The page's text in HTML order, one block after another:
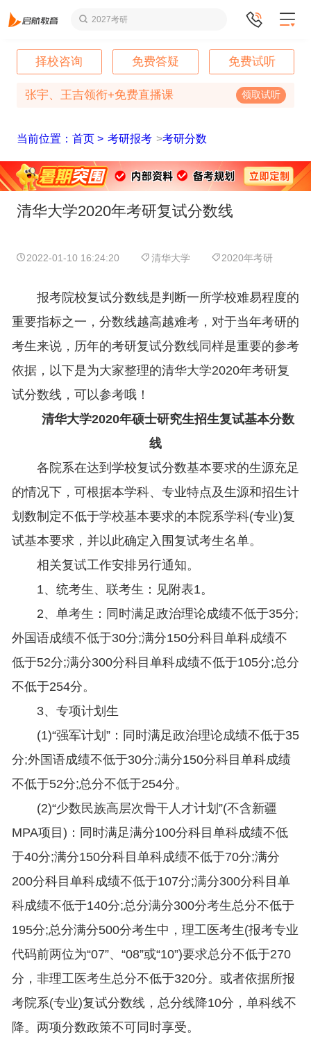
2027考研
择校咨询 免费答疑 免费试听
张宇、王吉领衔+免费直播课 领取试听
当前位置：首页 > 考研报考 >考研分数
清华大学2020年考研复试分数线
2022-01-10 16:24:20 清华大学 2020年考研
报考院校复试分数线是判断一所学校难易程度的
重要指标之一，分数线越高越难考，对于当年考研的
考生来说，历年的考研复试分数线同样是重要的参考
依据，以下是为大家整理的清华大学2020年考研复
试分数线，可以参考哦！
清华大学2020年硕士研究生招生复试基本分数
线
各院系在达到学校复试分数基本要求的生源充足
的情况下，可根据本学科、专业特点及生源和招生计
划数制定不低于学校基本要求的本院系学科(专业)复
试基本要求，并以此确定入围复试考生名单。
相关复试工作安排另行通知。
1、统考生、联考生：见附表1。
2、单考生：同时满足政治理论成绩不低于35分;
外国语成绩不低于30分;满分150分科目单科成绩不
低于52分;满分300分科目单科成绩不低于105分;总分
不低于254分。
3、专项计划生
(1)“强军计划”：同时满足政治理论成绩不低于35
分;外国语成绩不低于30分;满分150分科目单科成绩
不低于52分;总分不低于254分。
(2)“少数民族高层次骨干人才计划”(不含新疆
MPA项目)：同时满足满分100分科目单科成绩不低
于40分;满分150分科目单科成绩不低于70分;满分
200分科目单科成绩不低于107分;满分300分科目单
科成绩不低于140分;总分满分300分考生总分不低于
195分;总分满分500分考生中，理工医考生(报考专业
代码前两位为“07”、“08”或“10”)要求总分不低于270
分，非理工医考生总分不低于320分。或者依据所报
考院系(专业)复试分数线，总分线降10分，单科线不
降。两项分数政策不可同时享受。